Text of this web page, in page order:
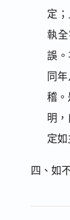
定
執
誤
同
稽
明
定如
四、如